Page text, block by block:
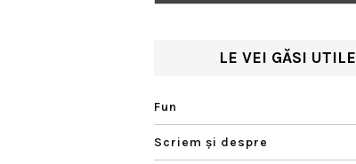
LE VEI GĂSI UTILE
Fun
Scriem şi despre